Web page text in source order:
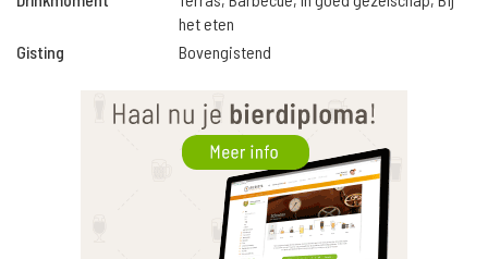
het eten
Gisting
Bovengistend